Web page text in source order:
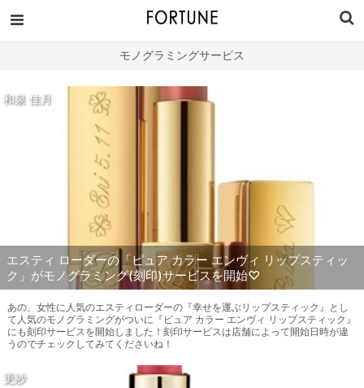
モノグラミングサービス
和泉 佳月
エスティ ローダーの「ピュア カラー エンヴィ リップスティッ
ク」がモノグラミング(刻印)サービスを開始♡
あの、女性に人気のエスティローダーの『幸せを運ぶリップスティック』とし
て人気のモノグラミングがついに『ピュア カラー エンヴィ リップスティック』
にも刻印サービスを開始しました！刻印サービスは店舗によって開始日時が違
うのでチェックしてみてくださいね！
更紗